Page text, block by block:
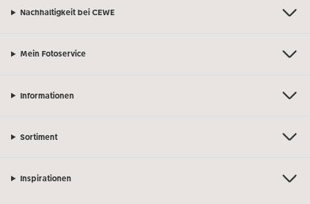
Nachhaltigkeit bei CEWE
Mein Fotoservice
Informationen
Sortiment
Inspirationen